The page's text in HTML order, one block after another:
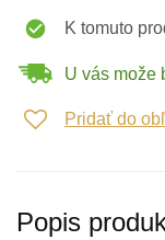
K tomuto
U vás može
Pridať do
Popis